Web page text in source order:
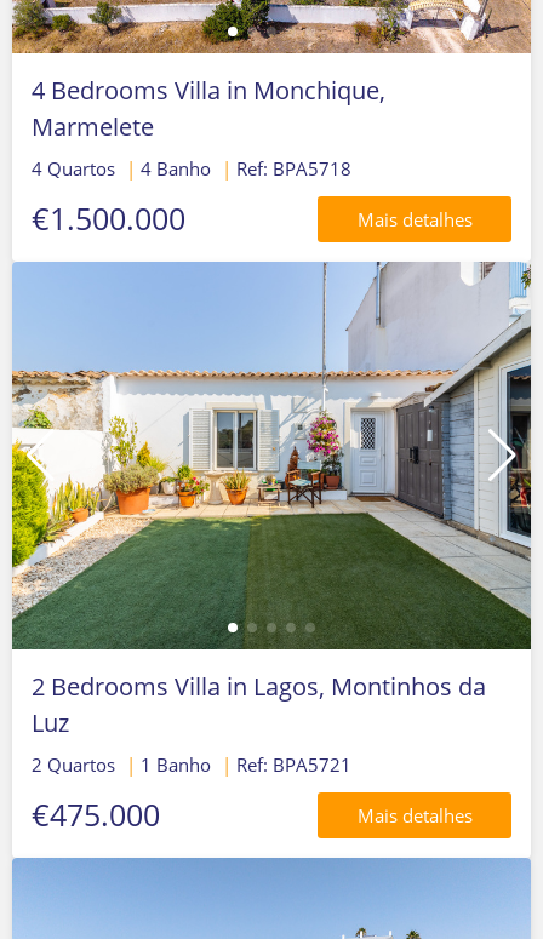
4 Bedrooms Villa in Monchique,
Marmelete
4 Quartos | 4 Banho | Ref: BPA5718
€1.500.000 Mais detalhes
2 Bedrooms Villa in Lagos, Montinhos da
Luz
2 Quartos | 1 Banho | Ref: BPA5721
€475.000 Mais detalhes